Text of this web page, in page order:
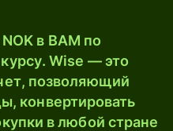
в BAM по
Wise — это
позволяющий
конвертировать
в любой стране